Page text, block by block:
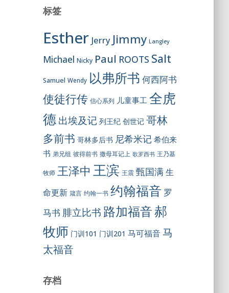
标签
Esther Jerry Jimmy Langley
Michael Nicky Paul ROOTS Salt
Samuel Wendy 以弗所书 何西阿书
使徒行传 信心系列 儿童事工 全虎
德 出埃及记 列王纪 创世记 哥林
多前书 哥林多后书 尼希米记 希伯来
书 弟兄组 彼得前书 撒母耳记上 歌罗西书 王乃基
牧师 王泽中 王滨 王震 甄国满 生
命更新 箴言 约翰一书 约翰福音 罗
马书 腓立比书 路加福音郝
牧师 门训101 门训201 马可福音 马
太福音
存档